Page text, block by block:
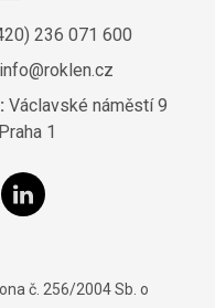
236 071 600
info@roklen.cz
Václavské náměstí 9
1
č. 256/2004 Sb. o